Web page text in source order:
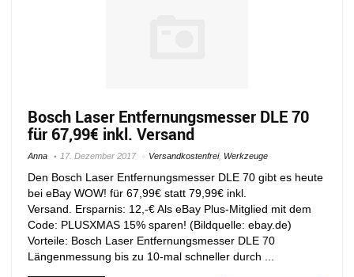
Bosch Laser Entfernungsmesser DLE 70
für 67,99€ inkl. Versand
Anna 17. Dezember 2017 Versandkostenfrei, Werkzeuge
Den Bosch Laser Entfernungsmesser DLE 70 gibt es heute
bei eBay WOW! für 67,99€ statt 79,99€ inkl.
Versand. Ersparnis: 12,-€ Als eBay Plus-Mitglied mit dem
Code: PLUSXMAS 15% sparen! (Bildquelle: ebay.de)
Vorteile: Bosch Laser Entfernungsmesser DLE 70
Längenmessung bis zu 10-mal schneller durch ...